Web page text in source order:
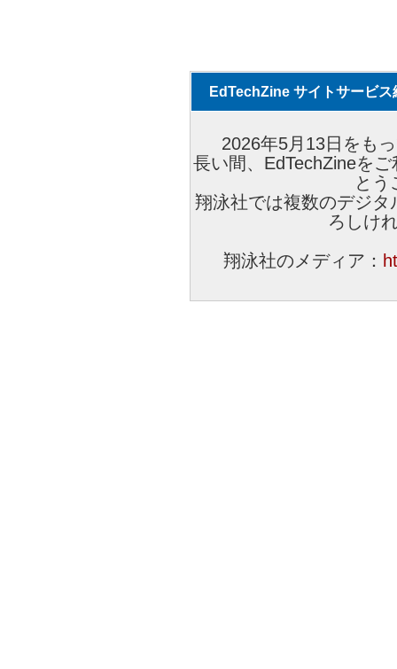
EdTechZine サイトサービス
2026年5月13日をも
長い間、EdTechZineを
とう
翔泳社では複数のデジ
ろしけ
翔泳社のメディア：